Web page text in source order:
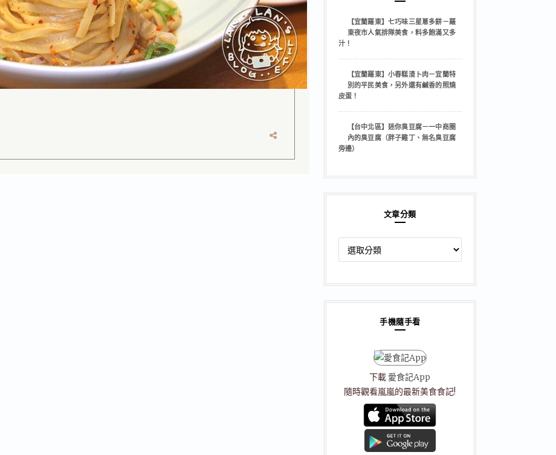
【宜蘭羅東】七巧味三星蔥多餅－羅
東夜市人氣排隊美食，料多飽滿又多
汁！
【宜蘭羅東】小春糕渣卜肉－宜蘭特
別的平民美食，另外還有鹹香的照燒
皮蛋！
【台中北區】迷你臭豆腐－一中商圈
內的臭豆腐（胖子雞丁、無名臭豆腐
旁邊）
文章分類
章
類
手機隨手看
下載 愛食記App
隨時觀看嵐嵐的最新美食食記!